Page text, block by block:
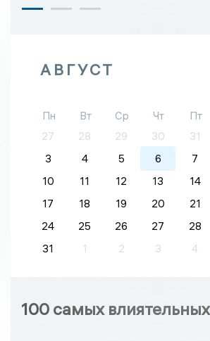
АВГУСТ
Пн Вт Ср Чт Пт
27
28 29 30 31
3
4 5 6 7
10
11 12 13 14
17
18 19 20 21
24
25 26 27 28
31
1 2 3 4
100 самых